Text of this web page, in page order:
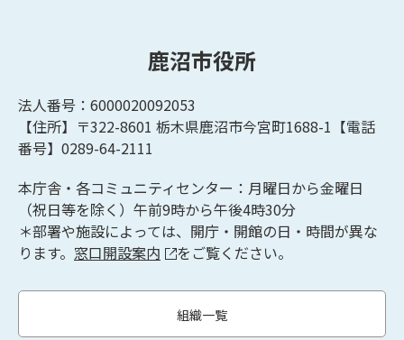
鹿沼市役所
法人番号：6000020092053
【住所】〒322-8601 栃木県鹿沼市今宮町1688-1【電話
番号】0289-64-2111
本庁舎・各コミュニティセンター：月曜日から金曜日
（祝日等を除く）午前9時から午後4時30分
＊部署や施設によっては、開庁・開館の日・時間が異な
ります。 窓口開設案内 をご覧ください。
組織一覧